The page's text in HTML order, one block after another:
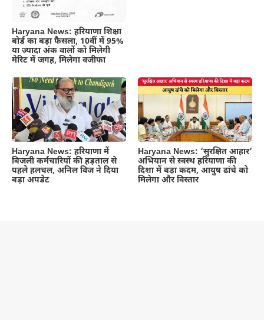
Haryana News: हरियाणा शिक्षा
बोर्ड का बड़ा फैसला, 10वीं में 95%
या ज्यादा अंक वालों को मिलेगी
मेरिट में जगह, मिलेगा वजीफा
Haryana News: हरियाणा में
बिजली कर्मचारियों की हड़ताल से
पहले हलचल, अनिल विज ने दिया
बड़ा अपडेट
Haryana News: ‘सुरक्षित आहार’
अभियान से स्वस्थ हरियाणा की
दिशा में बड़ा कदम, आयुष ढांचे को
मिलेगा और विस्तार